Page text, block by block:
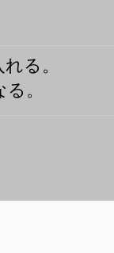
る。
。